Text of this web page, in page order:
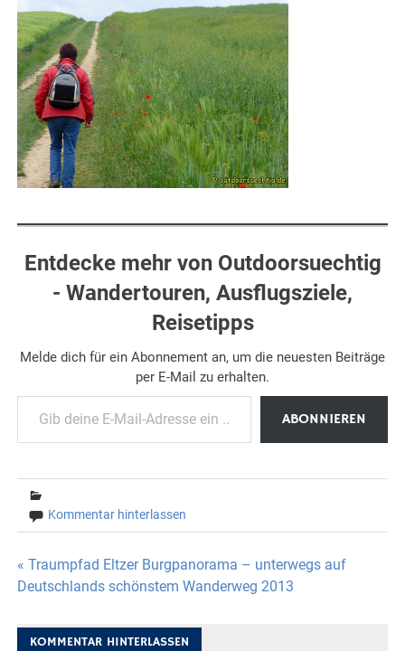
Entdecke mehr von Outdoorsuechtig
- Wandertouren, Ausflugsziele,
Reisetipps
Melde dich für ein Abonnement an, um die neuesten Beiträge
per E-Mail zu erhalten.
Gib deine E-Mail-Adresse ein ...
ABONNIEREN
Kommentar hinterlassen
Beitragsnavigation
« Traumpfad Eltzer Burgpanorama – unterwegs auf
Deutschlands schönstem Wanderweg 2013
KOMMENTAR HINTERLASSEN